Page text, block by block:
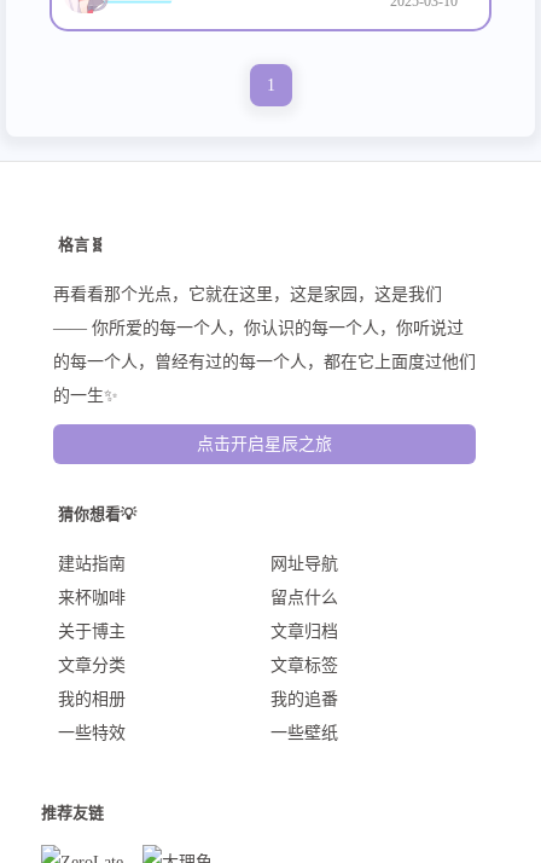
1
格言🧬
再看看那个光点，它就在这里，这是家园，这是我们
—— 你所爱的每一个人，你认识的每一个人，你听说过
的每一个人，曾经有过的每一个人，都在它上面度过他们
的一生✨
点击开启星辰之旅
猜你想看💡
建站指南
网址导航
来杯咖啡
留点什么
关于博主
文章归档
文章分类
文章标签
我的相册
我的追番
一些特效
一些壁纸
推荐友链